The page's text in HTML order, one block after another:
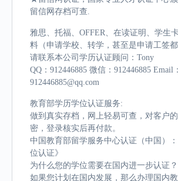
留信网存档可查.
雅思、托福、OFFER、在读证明、学生
料（申请学校、转学，甚至是申请工签都
请联系本公司学历认证顾问：Tony
QQ：912446885 微信：912446885 Email：
912446885@qq.com
教育部学历学位认证服务:
做到真实存档，网上轻易可查，对客户
密，登录核实后再付款。
中国教育部留学服务中心认证（中国）
位认证》
为什么您的学位需要在国内进一步认证？
如果您计划在国内发展，那么办理国内